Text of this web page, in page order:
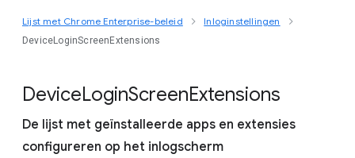
Elk platform
Inclusief beëindigd beleid
Lijst met Chrome Enterprise-beleid Inloginstellingen
DeviceLoginScreenExtensions
DeviceLoginScreenExtensions
De lijst met geïnstalleerde apps en extensies
configureren op het inlogscherm